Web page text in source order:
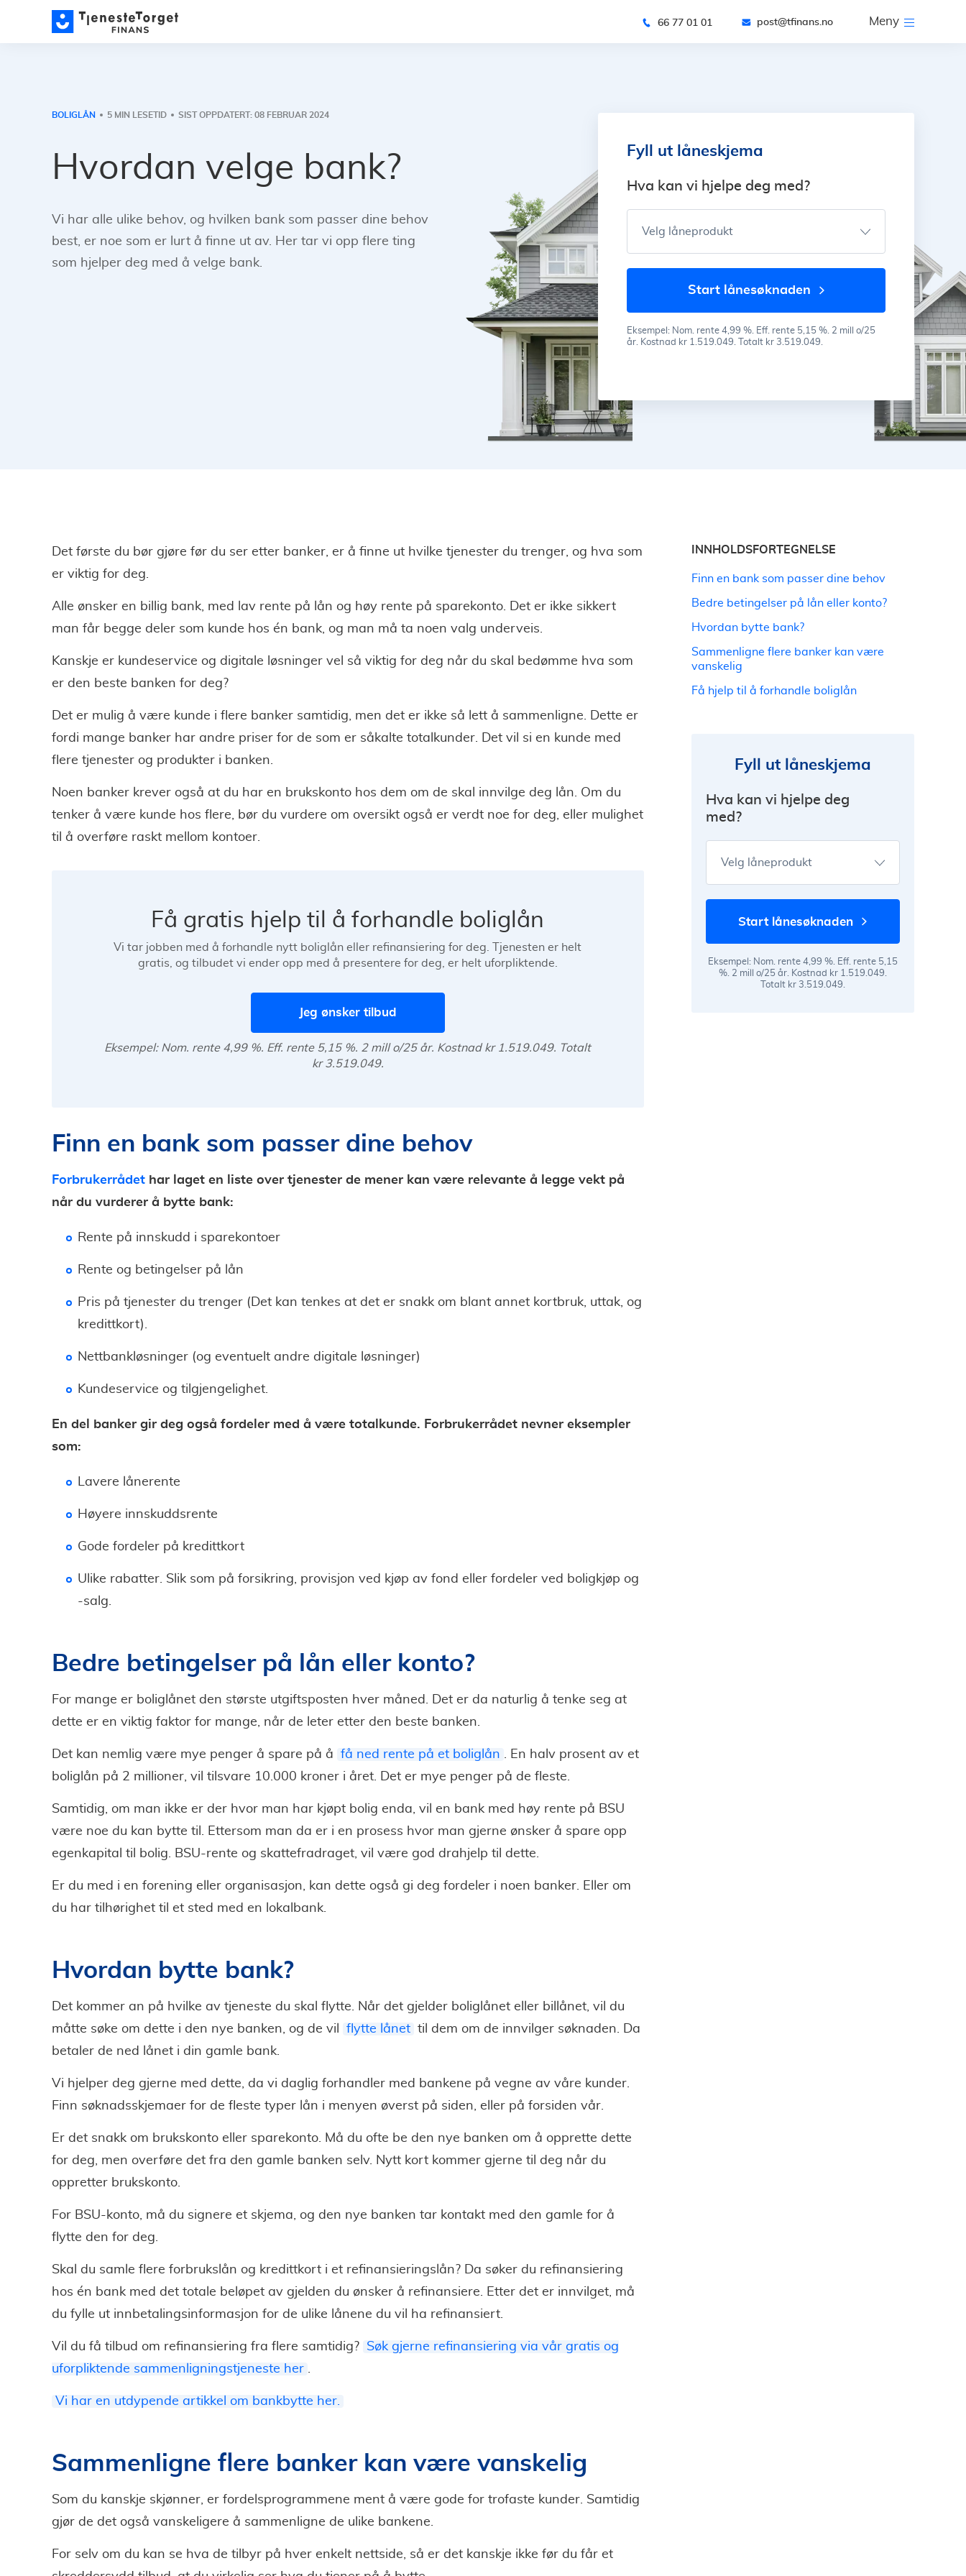
66 77 01 01 post@tfinans.no Meny
BOLIGLÅN 5 MIN LESETID SIST OPPDATERT: 08 FEBRUAR 2024
Hvordan velge bank?
Vi har alle ulike behov, og hvilken bank som passer dine behov
best, er noe som er lurt å finne ut av. Her tar vi opp flere ting
som hjelper deg med å velge bank.
Fyll ut låneskjema
Hva kan vi hjelpe deg med?
Velg låneprodukt
start lånesøknaden
Eksempel: Nom. rente 4,99 %. Eff. rente 5,15 %. 2 mill o/25
år. Kostnad kr 1.519.049. Totalt kr 3.519.049.
Det første du bør gjøre før du ser etter banker, er å finne ut hvilke tjenester du trenger, og hva som
er viktig for deg.
Alle ønsker en billig bank, med lav rente på lån og høy rente på sparekonto. Det er ikke sikkert
man får begge deler som kunde hos én bank, og man må ta noen valg underveis.
Kanskje er kundeservice og digitale løsninger vel så viktig for deg når du skal bedømme hva som
er den beste banken for deg?
Det er mulig å være kunde i flere banker samtidig, men det er ikke så lett å sammenligne. Dette er
fordi mange banker har andre priser for de som er såkalte totalkunder. Det vil si en kunde med
flere tjenester og produkter i banken.
Noen banker krever også at du har en brukskonto hos dem om de skal innvilge deg lån. Om du
tenker å være kunde hos flere, bør du vurdere om oversikt også er verdt noe for deg, eller mulighet
til å overføre raskt mellom kontoer.
Få gratis hjelp til å forhandle boliglån
Vi tar jobben med å forhandle nytt boliglån eller refinansiering for deg. Tjenesten er helt
gratis, og tilbudet vi ender opp med å presentere for deg, er helt uforpliktende.
Jeg ønsker tilbud
Eksempel: Nom. rente 4,99 %. Eff. rente 5,15 %. 2 mill o/25 år. Kostnad kr 1.519.049. Totalt
kr 3.519.049.
Finn en bank som passer dine behov
Forbrukerrådet har laget en liste over tjenester de mener kan være relevante å legge vekt på
når du vurderer å bytte bank:
Rente på innskudd i sparekontoer
Rente og betingelser på lån
Pris på tjenester du trenger (Det kan tenkes at det er snakk om blant annet kortbruk, uttak, og
kredittkort).
Nettbankløsninger (og eventuelt andre digitale løsninger)
Kundeservice og tilgjengelighet.
En del banker gir deg også fordeler med å være totalkunde. Forbrukerrådet nevner eksempler
som:
Lavere lånerente
Høyere innskuddsrente
Gode fordeler på kredittkort
Ulike rabatter. Slik som på forsikring, provisjon ved kjøp av fond eller fordeler ved boligkjøp og
-salg.
Bedre betingelser på lån eller konto?
For mange er boliglånet den største utgiftsposten hver måned. Det er da naturlig å tenke seg at
dette er en viktig faktor for mange, når de leter etter den beste banken.
Det kan nemlig være mye penger å spare på å få ned rente på et boliglån . En halv prosent av et
boliglån på 2 millioner, vil tilsvare 10.000 kroner i året. Det er mye penger på de fleste.
Samtidig, om man ikke er der hvor man har kjøpt bolig enda, vil en bank med høy rente på BSU
være noe du kan bytte til. Ettersom man da er i en prosess hvor man gjerne ønsker å spare opp
egenkapital til bolig. BSU-rente og skattefradraget, vil være god drahjelp til dette.
Er du med i en forening eller organisasjon, kan dette også gi deg fordeler i noen banker. Eller om
du har tilhørighet til et sted med en lokalbank.
Hvordan bytte bank?
Det kommer an på hvilke av tjeneste du skal flytte. Når det gjelder boliglånet eller billånet, vil du
måtte søke om dette i den nye banken, og de vil
flytte lånet til dem om de innvilger søknaden. Da
betaler de ned lånet i din gamle bank.
Vi hjelper deg gjerne med dette, da vi daglig forhandler med bankene på vegne av våre kunder.
Finn søknadsskjemaer for de fleste typer lån i menyen øverst på siden, eller på forsiden vår.
Er det snakk om brukskonto eller sparekonto. Må du ofte be den nye banken om å opprette dette
for deg, men overføre det fra den gamle banken selv. Nytt kort kommer gjerne til deg når du
oppretter brukskonto.
For BSU-konto, må du signere et skjema, og den nye banken tar kontakt med den gamle for å
flytte den for deg.
Skal du samle flere forbrukslån og kredittkort i et refinansieringslån? Da søker du refinansiering
hos én bank med det totale beløpet av gjelden du ønsker å refinansiere. Etter det er innvilget, må
du fylle ut innbetalingsinformasjon for de ulike lånene du vil ha refinansiert.
Vil du få tilbud om refinansiering fra flere samtidig?
Søk gjerne refinansiering via vår gratis og
uforpliktende sammenligningstjeneste her .
Vi har en utdypende artikkel om bankbytte her.
Sammenligne flere banker kan være vanskelig
Som du kanskje skjønner, er fordelsprogrammene ment å være gode for trofaste kunder. Samtidig
gjør de det også vanskeligere å sammenligne de ulike bankene.
For selv om du kan se hva de tilbyr på hver enkelt nettside, så er det kanskje ikke før du får et
INNHOLDSFORTEGNELSE
Finn en bank som passer dine behov
Bedre betingelser på lån eller konto?
Hvordan bytte bank?
Sammenligne flere banker kan være
vanskelig
Få hjelp til å forhandle boliglån
Fyll ut låneskjema
Hva kan vi hjelpe deg
med?
Velg låneprodukt
start lånesøknaden
Eksempel: Nom. rente 4,99 %. Eff. rente 5,15
%. 2 mill o/25 år. Kostnad kr 1.519.049.
Totalt kr 3.519.049.